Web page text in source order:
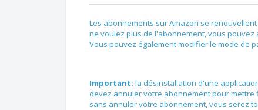
Les abonnements sur Amazon se
ne voulez plus de l'abonnement, vous
Vous pouvez également modifier le mode de
Important: la désinstallation d'une
devez annuler votre abonnement pour
sans annuler votre abonnement, vous serez